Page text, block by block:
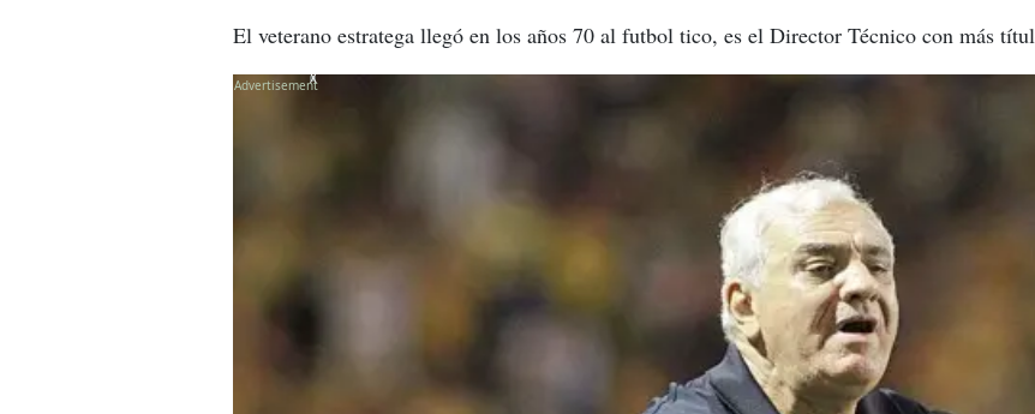
El veterano estratega llegó en los años 70 al futbol tico, es el Director Técnico con más
X